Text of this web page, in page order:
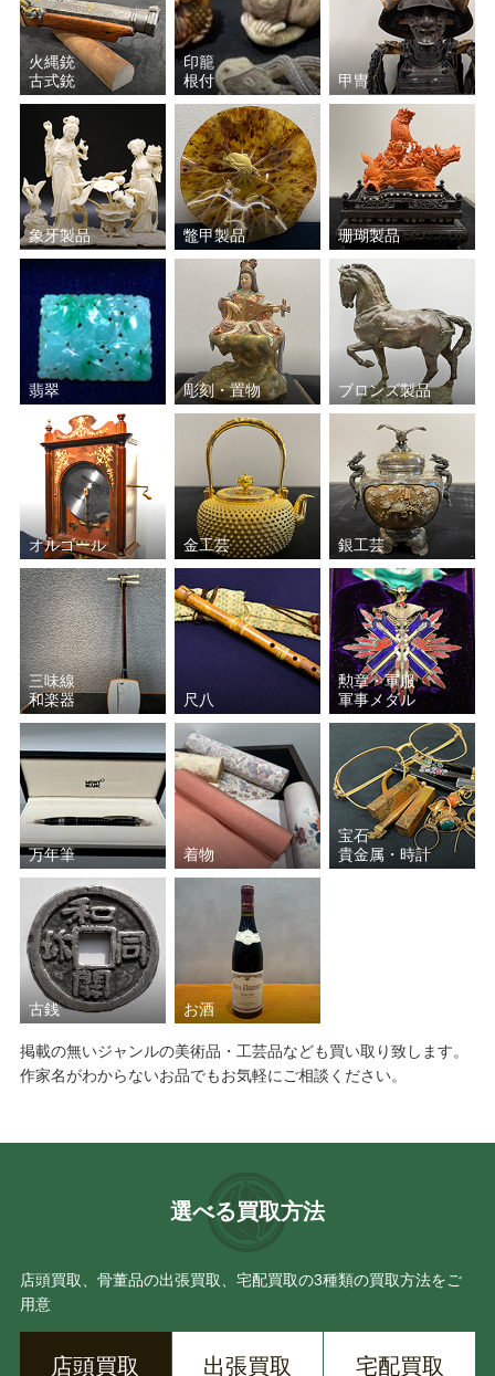
火縄銃
古式銃
印籠
根付
甲冑
象牙製品 鼈甲製品 珊瑚製品
翡翠 彫刻・置物 ブロンズ製品
オルゴール 金工芸 銀工芸
三味線
和楽器
尺八
勲章・軍服
軍事メダル
万年筆 着物
宝石
貴金属・時計
古銭 お酒
掲載の無いジャンルの美術品・工芸品なども買い取り致します。
作家名がわからないお品でもお気軽にご相談ください。
選べる買取方法
店頭買取、骨董品の出張買取、宅配買取の3種類の買取方法をご
用意
店頭買取 出張買取 宅配買取